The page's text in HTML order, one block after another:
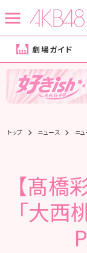
劇場ガイド
トップ ニュース ニ
【髙橋
「大西